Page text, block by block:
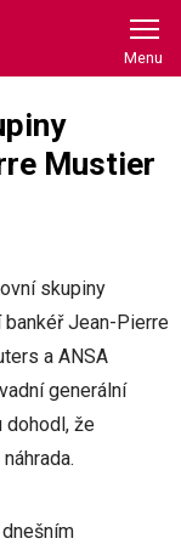
Mustier
skupiny
Jean-Pierre
a ANSA
generální
dohodl, že